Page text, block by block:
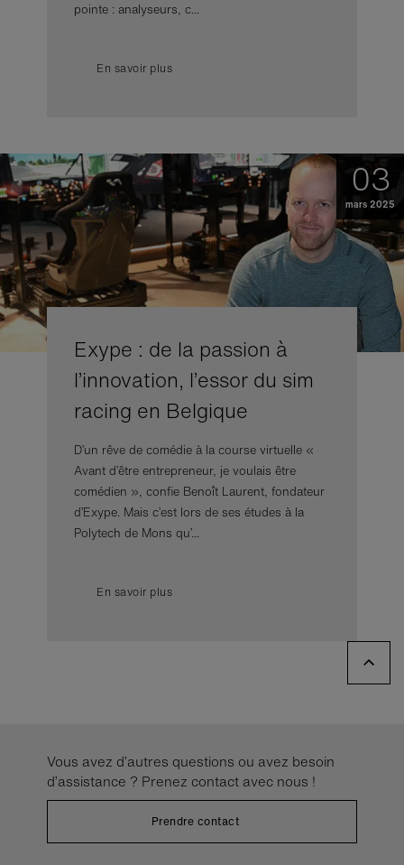
pointe : analyseurs, c...
En savoir plus
03
mars 2025
Exype : de la passion à
l’innovation, l’essor du sim
racing en Belgique
D’un rêve de comédie à la course virtuelle «
Avant d’être entrepreneur, je voulais être
comédien », confie Benoît Laurent, fondateur
d’Exype. Mais c’est lors de ses études à la
Polytech de Mons qu’...
En savoir plus
Vous avez d’autres questions ou avez besoin
d’assistance ? Prenez contact avec nous !
Prendre contact